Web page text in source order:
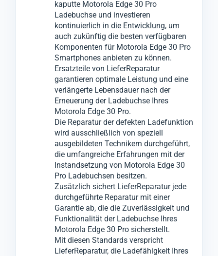
auf die Ladekontakte des Motorola Edge 30
Pro beschränkt sein, informieren wir Sie
umgehend und werden nach Ihrer
Zustimmung notwendige Reparaturen an
anderen Komponenten vornehmen.
Ladefunktionalität und Konnektivität Ihres
Mobilgeräts wiederherzustellen.
Reklamationen, die sonst zu weiteren
Ausfallzeiten führen könnten.
kaputte Motorola Edge 30 Pro
Ladebuchse und investieren
kontinuierlich in die Entwicklung, um
auch zukünftig die besten verfügbaren
Komponenten für Motorola Edge 30 Pro
Smartphones anbieten zu können.
Ersatzteile von LieferReparatur
garantieren optimale Leistung und eine
verlängerte Lebensdauer nach der
Erneuerung der Ladebuchse Ihres
Motorola Edge 30 Pro.
Die Reparatur der defekten Ladefunktion
wird ausschließlich von speziell
ausgebildeten Technikern durchgeführt,
die umfangreiche Erfahrungen mit der
Instandsetzung von Motorola Edge 30
Pro Ladebuchsen besitzen.
Zusätzlich sichert LieferReparatur jede
durchgeführte Reparatur mit einer
Garantie ab, die die Zuverlässigkeit und
Funktionalität der Ladebuchse Ihres
Motorola Edge 30 Pro sicherstellt.
Mit diesen Standards verspricht
LieferReparatur, die Ladefähigkeit Ihres